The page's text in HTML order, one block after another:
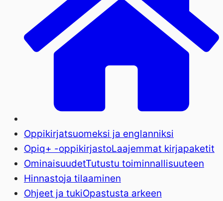
Oppikirjatsuomeksi ja englanniksi
Opiq+ -oppikirjastoLaajemmat kirjapaketit
OminaisuudetTutustu toiminnallisuuteen
Hinnastoja tilaaminen
Ohjeet ja tukiOpastusta arkeen